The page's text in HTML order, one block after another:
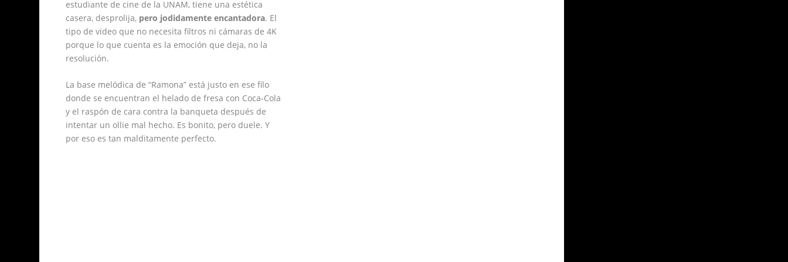
estudiante de cine de la UNAM, tiene una estética
casera, desprolija, pero jodidamente encantadora. El
tipo de video que no necesita filtros ni cámaras de 4K
porque lo que cuenta es la emoción que deja, no la
resolución.
La base melódica de “Ramona” está justo en ese filo
donde se encuentran el helado de fresa con Coca-Cola
y el raspón de cara contra la banqueta después de
intentar un ollie mal hecho. Es bonito, pero duele. Y
por eso es tan malditamente perfecto.